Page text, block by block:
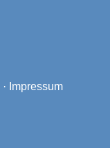
· Impressum